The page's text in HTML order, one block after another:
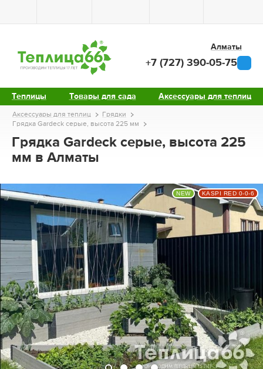
Теплицы Товары для сада Аксессуары для теплиц
Алматы
+7 (727) 390-05-75
Аксессуары для теплиц
Грядки
Грядка Gardeck серые, высота 225 мм
Грядка Gardeck серые, высота 225
мм в Алматы
NEW KASPI RED 0-0-6